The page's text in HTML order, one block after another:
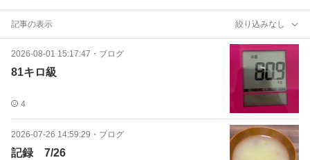
記事の表示 絞り込みなし
2026-08-01 15:17:47 ・ ブログ
81キロ級
4
2026-07-26 14:59:29 ・ ブログ
記録 7/26